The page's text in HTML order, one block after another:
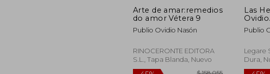
45%
dcto. $ 60.248
Arte de amar:remedios
do amor Vétera 9
Publio Ovidio Nasón
RINOCERONTE EDITORA
S.L., Tapa Blanda, Nuevo
Las
Ovidio.
Publio
Legare
Dura,